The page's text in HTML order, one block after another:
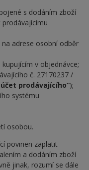
s dodáním zboží
prodávajícímu
adrese osobní odběr
v objednávce;
č. 27170237 /
prodávajícího“);
systému
osobou.
povinen zaplatit
a dodáním zboží
jinak, rozumí se dále